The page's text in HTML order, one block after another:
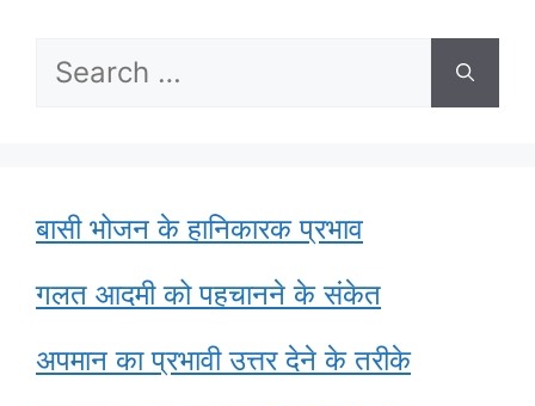
Search
बासी भोजन के हानिकारक प्रभाव
गलत आदमी को पहचानने के संकेत
अपमान का प्रभावी उत्तर देने के तरीके